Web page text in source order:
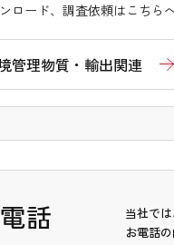
ロード、調査依頼はこちらへ
管理物質・輸出関連
話
当社で
お電話